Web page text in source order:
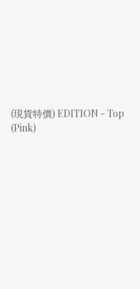
(現貨特價) EDITION - Top
(Pink)